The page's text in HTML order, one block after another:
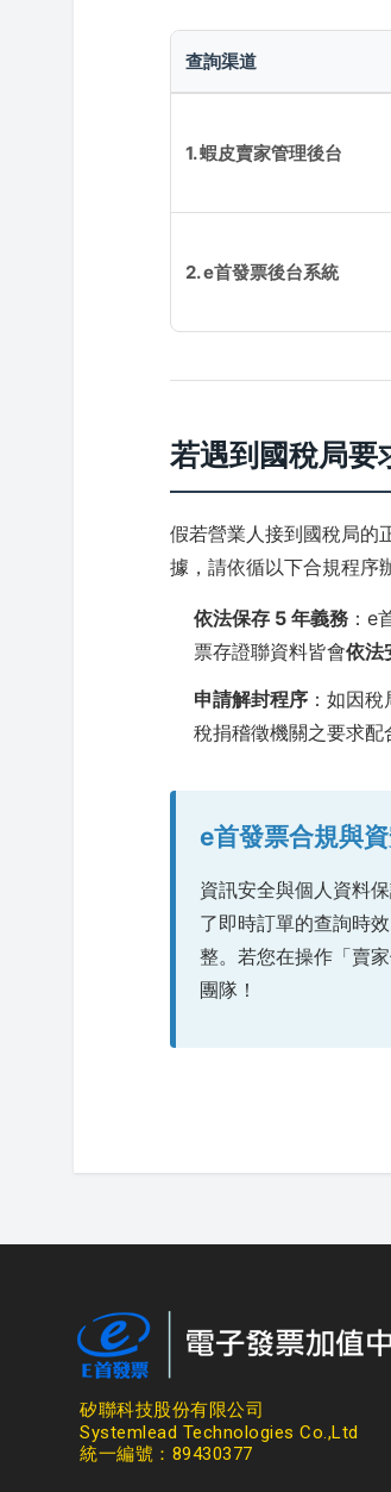
查詢渠道
1. 蝦皮賣家管理後台
2. e首發票後台系統
若遇到國稅局要
假若營業人接到國稅局的
據，請依循以下合規程序
依法保存 5 年義務 ：e
票存證聯資料皆會依法
申請解封程序 ：如因
稅捐稽徵機關之要求配
e首發票合規與
資訊安全與個人資料
了即時訂單的查詢時
整。若您在操作「賣
團隊！
矽聯科技股份有限公司
Systemlead Technologies Co.,Ltd
統一編號：89430377